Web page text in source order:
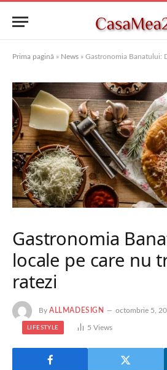
Prima pagină » News » Gastronomia Banatului: Delicii
Gastronomia
locale pe care nu
ratezi
By ALLMADESIGN octombrie 5,
LIFESTYLE 5 Views